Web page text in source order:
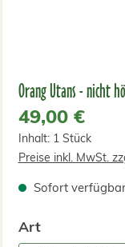
Orang Utans - nicht
Regulärer Preis:
49,00 €
Inhalt: 1 Stück
Preise inkl. MwSt.
Sofort
Artauswählen